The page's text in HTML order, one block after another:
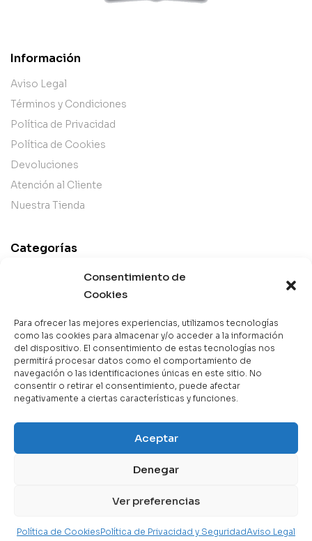
Consentimiento de
Cookies
Para ofrecer las mejores experiencias, utilizamos tecnologías
como las cookies para almacenar y/o acceder a la información
del dispositivo. El consentimiento de estas tecnologías nos
permitirá procesar datos como el comportamiento de
navegación o las identificaciones únicas en este sitio. No
consentir o retirar el consentimiento, puede afectar
negativamente a ciertas características y funciones.
Aceptar
Denegar
Ver preferencias
Política de CookiesPolítica de Privacidad y SeguridadAviso Legal
Home Mi Cuenta Instituciones
Información
Aviso Legal
Términos y Condiciones
Política de Privacidad
Política de Cookies
Devoluciones
Atención al Cliente
Nuestra Tienda
Categorías
Mejor Valorados
Libros en Oferta
Novedades
Copyright © 2025 Books & Co. Todos los derechos